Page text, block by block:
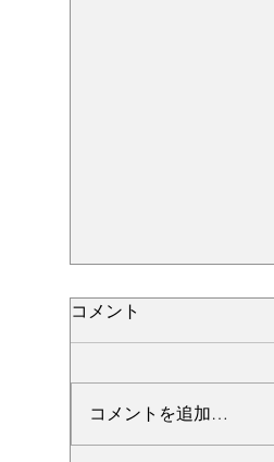
コメント
コメントを追加…